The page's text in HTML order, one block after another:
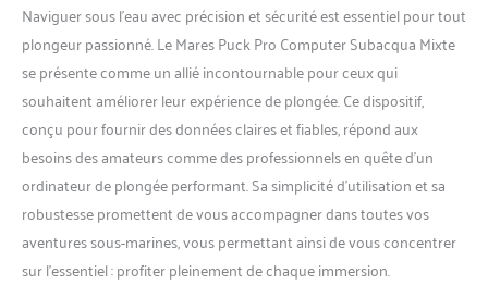
Naviguer sous l’eau avec précision et sécurité est essentiel pour tout
plongeur passionné. Le Mares Puck Pro Computer Subacqua Mixte
se présente comme un allié incontournable pour ceux qui
souhaitent améliorer leur expérience de plongée. Ce dispositif,
conçu pour fournir des données claires et fiables, répond aux
besoins des amateurs comme des professionnels en quête d’un
ordinateur de plongée performant. Sa simplicité d’utilisation et sa
robustesse promettent de vous accompagner dans toutes vos
aventures sous-marines, vous permettant ainsi de vous concentrer
sur l’essentiel : profiter pleinement de chaque immersion.